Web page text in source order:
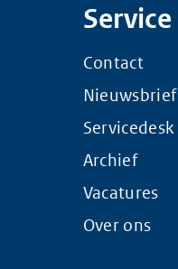
Service
Contact
Nieuwsbrief
Servicedesk
Archief
Vacatures
Over ons